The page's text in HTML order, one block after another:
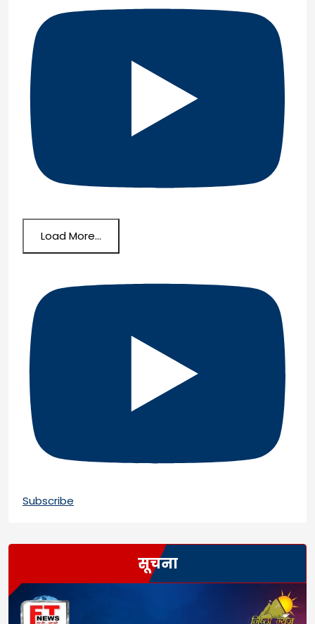
Load More...
Subscribe
सूचना